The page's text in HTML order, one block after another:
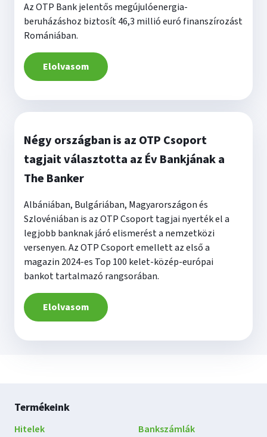
Az OTP Bank jelentős megújulóenergia-
beruházáshoz biztosít 46,3 millió euró finanszírozást
Romániában.
Elolvasom
Négy országban is az OTP Csoport
tagjait választotta az Év Bankjának a
The Banker
Albániában, Bulgáriában, Magyarországon és
Szlovéniában is az OTP Csoport tagjai nyerték el a
legjobb banknak járó elismerést a nemzetközi
versenyen. Az OTP Csoport emellett az első a
magazin 2024-es Top 100 kelet-közép-európai
bankot tartalmazó rangsorában.
Elolvasom
Lábléc
navigáció
Termékeink
Hitelek
Bankszámlák